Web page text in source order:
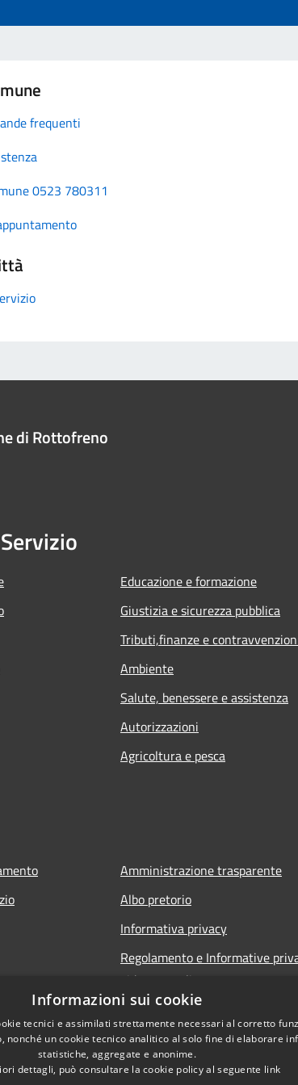
frequenti
0523 780311
di Rottofreno
Educazione e formazione
Giustizia e sicurezza pubblica
Tributi,finanze e
Ambiente
Salute, benessere e assistenza
Autorizzazioni
Agricoltura e pesca
Amministrazione trasparente
Albo pretorio
Informativa privacy
Regolamento e Informative
videosorveglianza
Note legali
Dichiarazione di accessibilità
Informazioni sui cookie
tecnici e assimilati strettamente necessari al corretto
nonché un cookie tecnico analitico al solo fine di elaborare
statistiche, aggregate e anonime.
dettagli, può consultare la cookie policy al seguente link